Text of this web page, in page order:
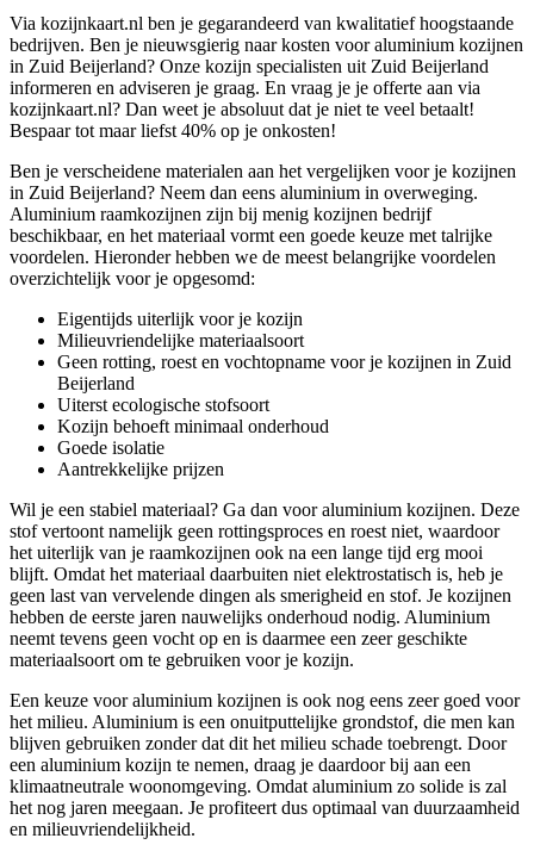
Via kozijnkaart.nl ben je gegarandeerd van kwalitatief hoogstaande
bedrijven. Ben je nieuwsgierig naar kosten voor aluminium kozijnen
in Zuid Beijerland? Onze kozijn specialisten uit Zuid Beijerland
informeren en adviseren je graag. En vraag je je offerte aan via
kozijnkaart.nl? Dan weet je absoluut dat je niet te veel betaalt!
Bespaar tot maar liefst 40% op je onkosten!
Ben je verscheidene materialen aan het vergelijken voor je kozijnen
in Zuid Beijerland? Neem dan eens aluminium in overweging.
Aluminium raamkozijnen zijn bij menig kozijnen bedrijf
beschikbaar, en het materiaal vormt een goede keuze met talrijke
voordelen. Hieronder hebben we de meest belangrijke voordelen
overzichtelijk voor je opgesomd:
Eigentijds uiterlijk voor je kozijn
Milieuvriendelijke materiaalsoort
Geen rotting, roest en vochtopname voor je kozijnen in Zuid
Beijerland
Uiterst ecologische stofsoort
Kozijn behoeft minimaal onderhoud
Goede isolatie
Aantrekkelijke prijzen
Wil je een stabiel materiaal? Ga dan voor aluminium kozijnen. Deze
stof vertoont namelijk geen rottingsproces en roest niet, waardoor
het uiterlijk van je raamkozijnen ook na een lange tijd erg mooi
blijft. Omdat het materiaal daarbuiten niet elektrostatisch is, heb je
geen last van vervelende dingen als smerigheid en stof. Je kozijnen
hebben de eerste jaren nauwelijks onderhoud nodig. Aluminium
neemt tevens geen vocht op en is daarmee een zeer geschikte
materiaalsoort om te gebruiken voor je kozijn.
Een keuze voor aluminium kozijnen is ook nog eens zeer goed voor
het milieu. Aluminium is een onuitputtelijke grondstof, die men kan
blijven gebruiken zonder dat dit het milieu schade toebrengt. Door
een aluminium kozijn te nemen, draag je daardoor bij aan een
klimaatneutrale woonomgeving. Omdat aluminium zo solide is zal
het nog jaren meegaan. Je profiteert dus optimaal van duurzaamheid
en milieuvriendelijkheid.